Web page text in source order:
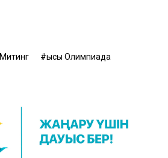
Митинг
қысқы Олимпиада